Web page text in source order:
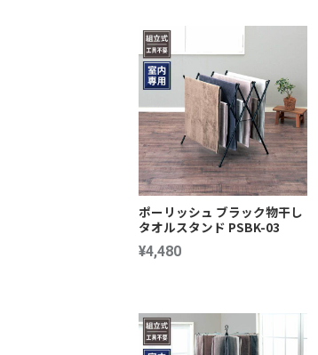
ポーリッシュ ブラック物干し
タオルスタンド PSBK-03
¥4,480